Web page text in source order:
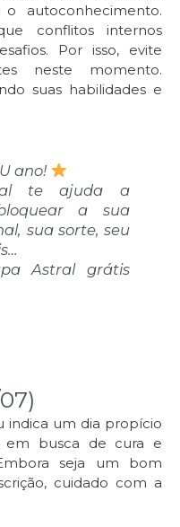
autoconhecimento.
conflitos internos
Por isso, evite
neste momento.
suas habilidades e
ano!
te ajuda a
a sua
sua sorte, seu
Astral grátis
indica um dia propício
em busca de cura e
seja um bom
cuidado com a